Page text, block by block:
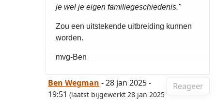
je wel je eigen familiegeschiedenis."
Zou een uitstekende uitbreiding kunnen
worden.
mvg-Ben
Reageer
Ben Wegman - 28 jan 2025 -
19:51 (laatst bijgewerkt 28 jan 2025